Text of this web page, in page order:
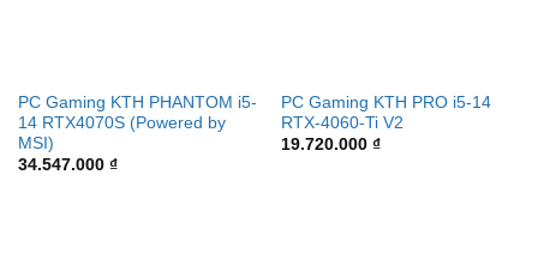
PC Gaming KTH PHANTOM i5-
14 RTX4070S (Powered by
MSI)
34.547.000 ₫
PC Gaming KTH PRO i5-14
RTX-4060-Ti V2
19.720.000 ₫